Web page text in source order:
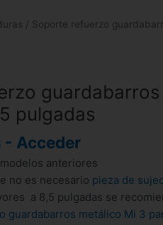
/ Soporte refuerzo
pulgadas
- Acceder
anteriores
no es necesario pieza de
a 8,5 pulgadas se
guardabarros metálico Mi 3